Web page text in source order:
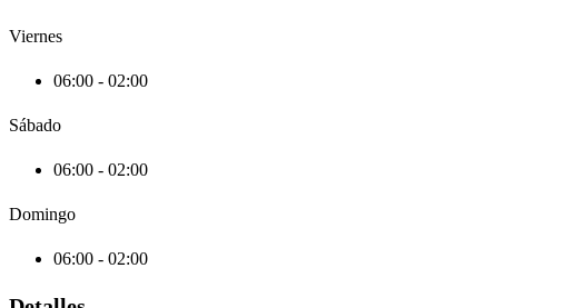
Viernes
06:00 - 02:00
Sábado
06:00 - 02:00
Domingo
06:00 - 02:00